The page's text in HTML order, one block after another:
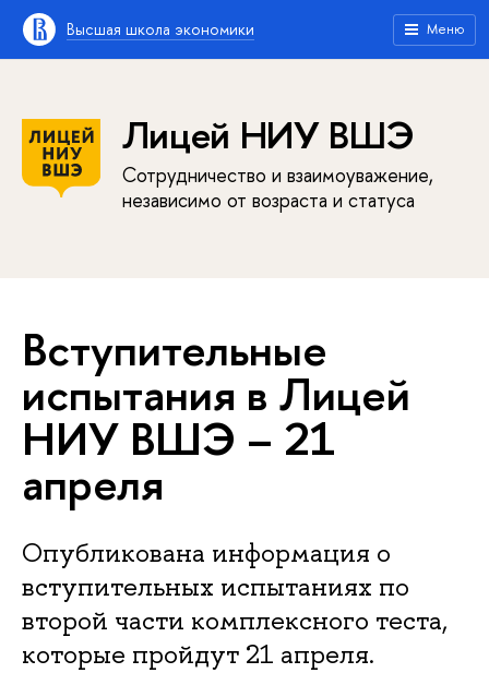
Высшая школа экономики Меню
Лицей НИУ ВШЭ
Сотрудничество и взаимоуважение,
независимо от возраста и статуса
Вступительные
испытания в Лицей
НИУ ВШЭ – 21
апреля
Опубликована информация о
вступительных испытаниях по
второй части комплексного теста,
которые пройдут 21 апреля.